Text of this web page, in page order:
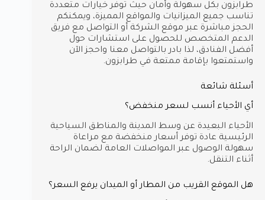
طرابزون بكل سهولة وأمان حيث توفر خيارات متعددة
تناسب جميع الميزانيات والمواقع المميزة، ويمكنكم
الحجز مباشرة عبر موقع الشركة أو التواصل مع فريق
الدعم المتخصص للحصول على استشارات حول
أفضل الفنادق، لذا بادر بالتواصل معنا واحجز الآن
واستمتعوا بإقامة ممتعة في طرابزون.
أسئلة شائعة
أي الأحياء أنسب لسعر منخفض؟
الأحياء البعيدة عن وسط المدينة والمناطق السياحية
الرئيسية عادة توفر أسعار منخفضة مع مراعاة
سهولة الوصول عبر المواصلات العامة لضمان الراحة
أثناء التنقل.
هل الموقع القريب من المطار أو الميدان يرفع السعر؟